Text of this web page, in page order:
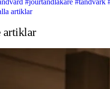
#jourtandläkare #tandvärk
artiklar
artiklar